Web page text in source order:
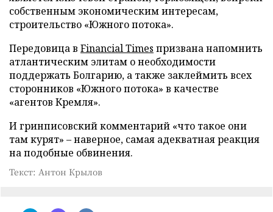
собственным экономическим интересам,
строительство «Южного потока».
Передовица в Financial Times призвана напомнить
атлантическим элитам о необходимости
поддержать Болгарию, а также заклеймить всех
сторонников «Южного потока» в качестве
«агентов Кремля».
И гринписовский комментарий «что такое они
там курят» – наверное, самая адекватная реакция
на подобные обвинения.
Текст: Антон Крылов